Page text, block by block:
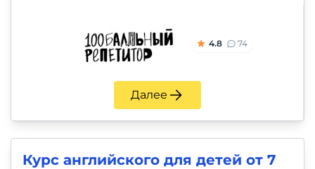
4.8 74
Далее
Курс английского для детей от 7